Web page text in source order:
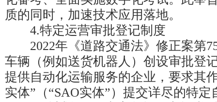
质的同时，加速技术应用落地。
4.特定运营审批登记制度
2022年《道路交通法》修正案第
车辆（例如送货机器人）创设审批登
提供自动化运输服务的企业，要求其
实体”（“SAO实体”）提交详尽的特